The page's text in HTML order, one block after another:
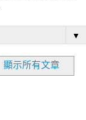
▼
顯示所有文章